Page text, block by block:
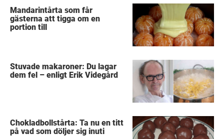
Mandarintårta som får
gästerna att tigga om en
portion till
Stuvade makaroner: Du lagar
dem fel – enligt Erik Videgård
Chokladbollstårta: Ta nu en titt
på vad som döljer sig inuti